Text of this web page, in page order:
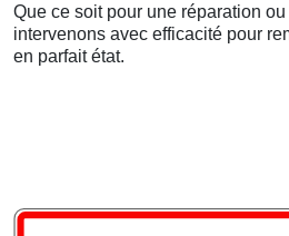
Que ce soit pour une réparation
intervenons avec efficacité pour
en parfait état.